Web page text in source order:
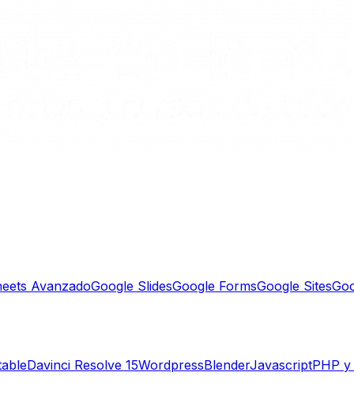
AvanzadoGoogle SlidesGoogle FormsGoogle Sites
Davinci Resolve 15WordpressBlenderJavascriptPHP